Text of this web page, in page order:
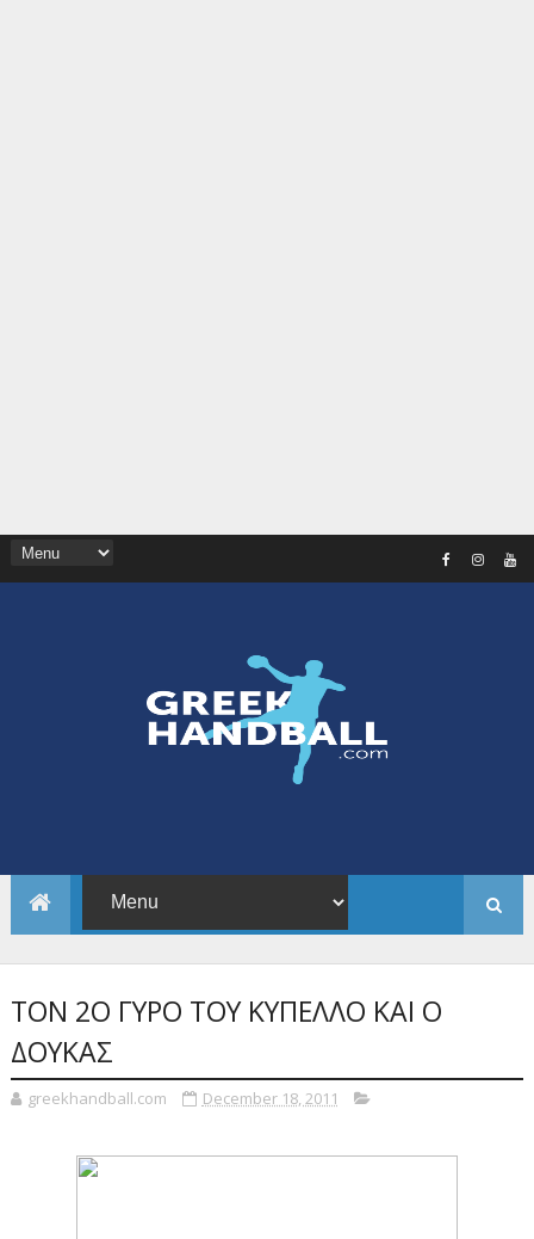
ΤΟΝ 2Ο ΓΥΡΟ ΤΟΥ ΚΥΠΕΛΛΟ ΚΑΙ Ο
ΔΟΥΚΑΣ
greekhandball.com December 18, 2011